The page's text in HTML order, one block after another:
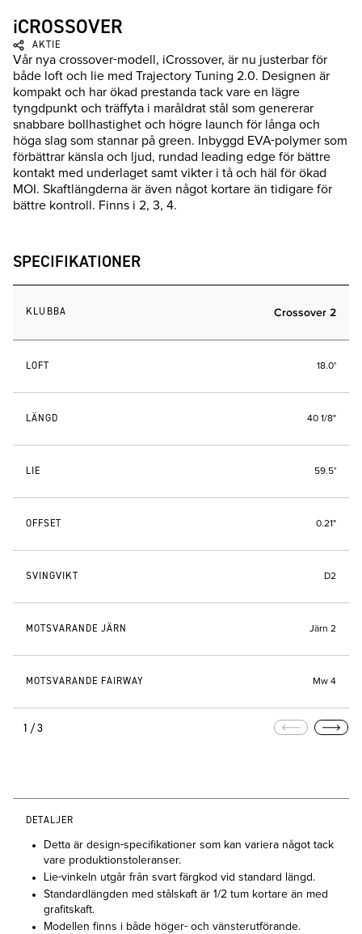
iCROSSOVER
AKTIE
Vår nya crossover-modell, iCrossover, är nu justerbar för
både loft och lie med Trajectory Tuning 2.0. Designen är
kompakt och har ökad prestanda tack vare en lägre
tyngdpunkt och träffyta i maråldrat stål som genererar
snabbare bollhastighet och högre launch för långa och
höga slag som stannar på green. Inbyggd EVA-polymer som
förbättrar känsla och ljud, rundad leading edge för bättre
kontakt med underlaget samt vikter i tå och häl för ökad
MOI. Skaftlängderna är även något kortare än tidigare för
bättre kontroll. Finns i 2, 3, 4.
SPECIFIKATIONER
KLUBBA Crossover 2
LOFT 18.0°
LÄNGD 40 1/8"
LIE 59.5°
OFFSET 0.21"
SVINGVIKT D2
MOTSVARANDE JÄRN Järn 2
MOTSVARANDE FAIRWAY Mw 4
1/3
DETALJER
Detta är design-specifikationer som kan variera något tack
vare produktionstoleranser.
Lie-vinkeln utgår från svart färgkod vid standard längd.
Standardlängden med stålskaft är 1/2 tum kortare än med
grafitskaft.
Modellen finns i både höger- och vänsterutförande.